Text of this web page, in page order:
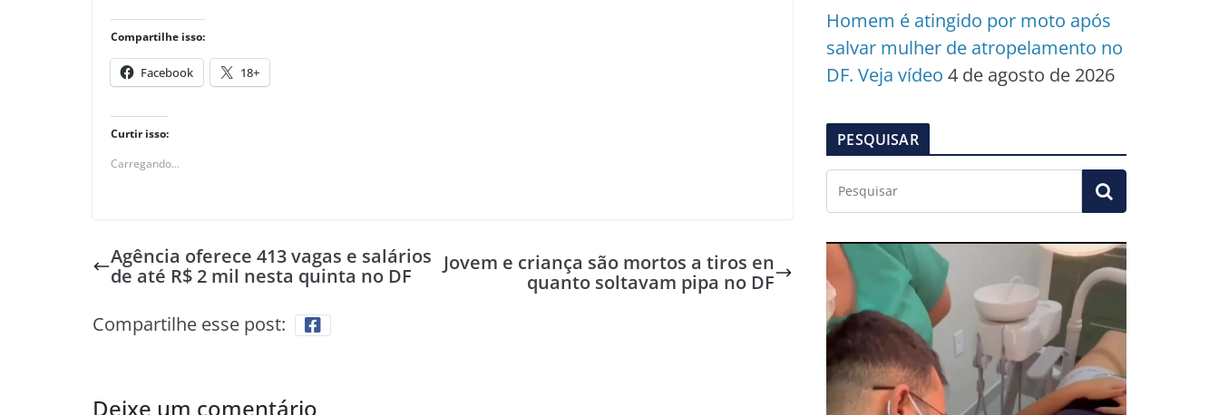
Compartilhe isso:
Facebook 18+
Curtir isso:
Carregando...
Agência oferece 413 vagas e salários
de até R$ 2 mil nesta quinta no DF
Jovem e criança são mortos a tiros en
quanto soltavam pipa no DF
Compartilhe esse post:
Deixe um comentário
Homem é atingido por moto após
salvar mulher de atropelamento no
DF. Veja vídeo 4 de agosto de 2026
PESQUISAR